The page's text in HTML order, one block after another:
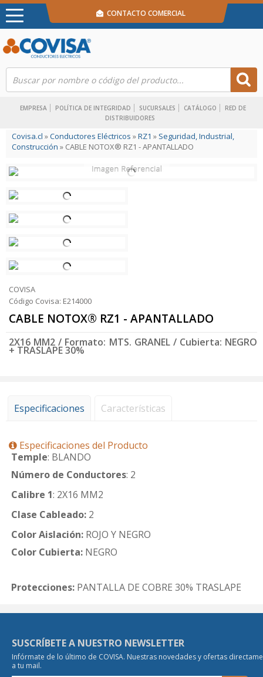
EMPRESA POLÍTICA DE INTEGRIDAD SUCURSALES CATÁLOGO
RED DE
DISTRIBUIDORES
CONTACTO COMERCIAL
Covisa.cl »Conductores Eléctricos »RZ1 » Seguridad, Industrial,
Construcción » CABLE NOTOX® RZ1 - APANTALLADO
COVISA
Código Covisa: E214000
CABLE NOTOX® RZ1 - APANTALLADO
2X16 MM2 / Formato: MTS. GRANEL / Cubierta: NEGRO
+ TRASLAPE 30%
Especificaciones Características
Especificaciones del Producto
Temple: BLANDO
Número de Conductores: 2
Calibre 1: 2X16 MM2
Clase Cableado: 2
Color Aislación: ROJO Y NEGRO
Color Cubierta: NEGRO
Protecciones: PANTALLA DE COBRE 30% TRASLAPE
SUSCRÍBETE A NUESTRO NEWSLETTER
Infórmate de lo último de COVISA. Nuestras novedades y ofertas
a tu mail.